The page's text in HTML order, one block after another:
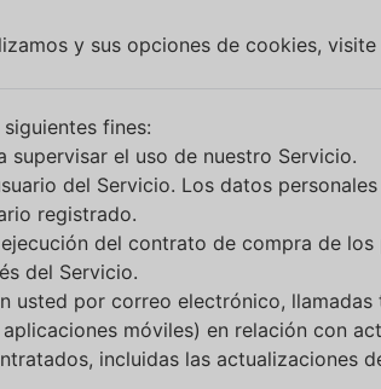
y sus opciones de cookies,
fines:
supervisar el uso de nuestro Servicio.
del Servicio. Los datos
registrado.
del contrato de compra de
del Servicio.
usted por correo electrónico,
móviles) en relación con
incluidas las actualizaciones